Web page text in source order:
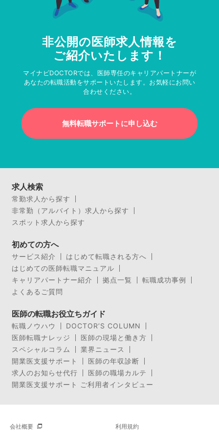
非公開の医師求人情報を
ご紹介いたします！
マイナビDOCTORでは、医師専任のキャリアパートナーが
あなたの転職活動をサポートいたします。お気軽にお問い
合わせください。
無料転職サポートに申し込む
求人検索
常勤求人から探す
非常勤（アルバイト）求人から探す
スポット求人から探す
初めての方へ
サービス紹介
はじめて転職される方へ
はじめての医師転職マニュアル
キャリアパートナー紹介
拠点一覧
転職成功事例
よくあるご質問
医師の転職お役立ちガイド
転職ノウハウ
DOCTOR’S COLUMN
医師転職ナレッジ
医師の現場と働き方
スペシャルコラム
業界ニュース
開業医支援サポート
医師の年収診断
求人のお知らせ代行
医師の職場カルテ
開業医支援サポート ご利用者インタビュー
会社概要 利用規約